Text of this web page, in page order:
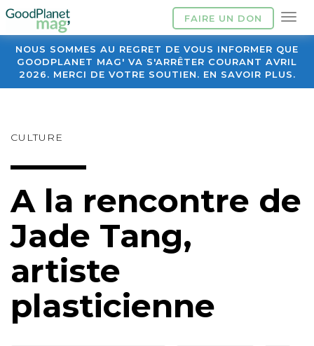
FAIRE UN DON
NOUS SOMMES AU REGRET DE VOUS INFORMER QUE
GOODPLANET MAG' VA S'ARRÊTER COURANT AVRIL
2026. MERCI DE VOTRE SOUTIEN. EN SAVOIR PLUS.
CULTURE
A la rencontre de
Jade Tang,
artiste
plasticienne